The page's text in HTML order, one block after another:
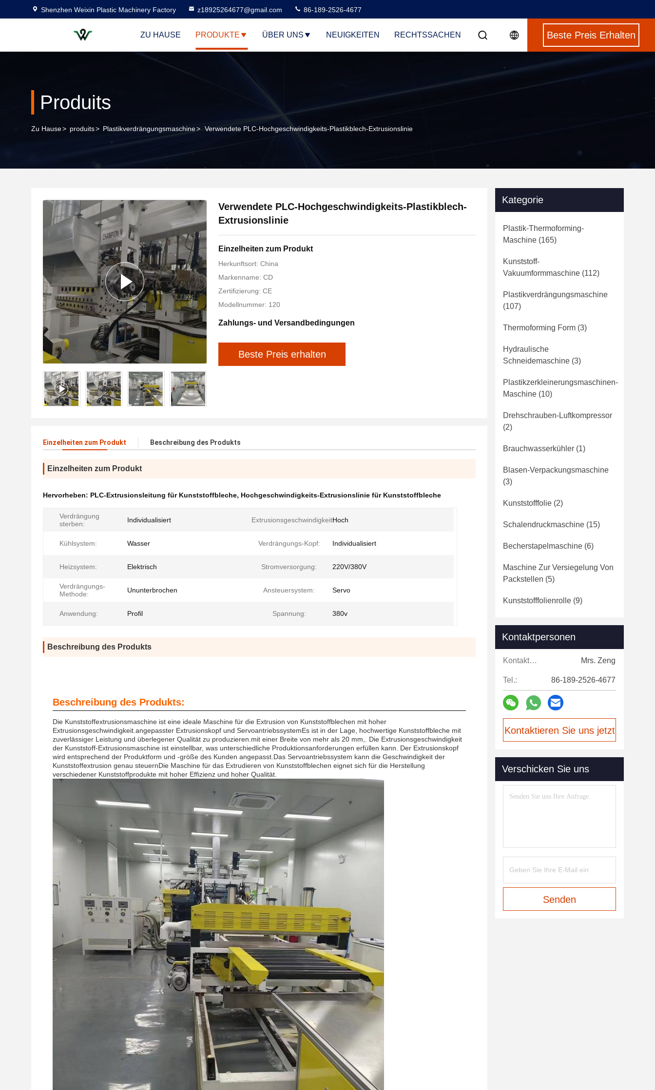
Shenzhen Weixin Plastic Machinery Factory z18925264677@gmail.com 86-189-2526-4677
ZU HAUSE PRODUKTE ÜBER UNS NEUIGKEITEN RECHTSSACHEN Beste Preis Erhalten
Produits
Zu Hause> produits> Plastikverdrängungsmaschine> Verwendete PLC-Hochgeschwindigkeits-Plastikblech-Extrusionslinie
Verwendete PLC-Hochgeschwindigkeits-Plastikblech-
Extrusionslinie
Einzelheiten zum Produkt
Herkunftsort: China
Markenname: CD
Zertifizierung: CE
Modellnummer: 120
Zahlungs- und Versandbedingungen
Beste Preis erhalten
Einzelheiten zum Produkt Beschreibung des Produkts
Einzelheiten zum Produkt
Hervorheben: PLC-Extrusionsleitung für Kunststoffbleche, Hochgeschwindigkeits-Extrusionslinie für Kunststoffbleche
Verdrängung
sterben:
Individualisiert Extrusionsgeschwindigkeit:Hoch
Kühlsystem: Wasser Verdrängungs-Kopf: Individualisiert
Heizsystem: Elektrisch Stromversorgung: 220V/380V
Verdrängungs-
Methode:
Ununterbrochen Ansteuersystem: Servo
Anwendung: Profil Spannung: 380v
Beschreibung des Produkts
Beschreibung des Produkts:
Die Kunststoffextrusionsmaschine ist eine ideale Maschine für die Extrusion von Kunststoffblechen mit hoher
Extrusionsgeschwindigkeit.angepasster Extrusionskopf und ServoantriebssystemEs ist in der Lage, hochwertige Kunststoffbleche mit
zuverlässiger Leistung und überlegener Qualität zu produzieren.mit einer Breite von mehr als 20 mm,. Die Extrusionsgeschwindigkeit
der Kunststoff-Extrusionsmaschine ist einstellbar, was unterschiedliche Produktionsanforderungen erfüllen kann. Der Extrusionskopf
wird entsprechend der Produktform und -größe des Kunden angepasst.Das Servoantriebssystem kann die Geschwindigkeit der
Kunststoffextrusion genau steuernDie Maschine für das Extrudieren von Kunststoffblechen eignet sich für die Herstellung
verschiedener Kunststoffprodukte mit hoher Effizienz und hoher Qualität.
Kategorie
Plastik-Thermoforming-
Maschine (165)
Kunststoff-
Vakuumformmaschine (112)
Plastikverdrängungsmaschine
(107)
Thermoforming Form (3)
Hydraulische
Schneidemaschine (3)
Plastikzerkleinerungsmaschinen-
Maschine (10)
Drehschrauben-Luftkompressor
(2)
Brauchwasserkühler (1)
Blasen-Verpackungsmaschine
(3)
Kunststofffolie (2)
Schalendruckmaschine (15)
Becherstapelmaschine (6)
Maschine Zur Versiegelung Von
Packstellen (5)
Kunststofffolienrolle (9)
Kontaktpersonen
Kontaktpersonen: Mrs. Zeng
Tel.: 86-189-2526-4677
Kontaktieren Sie uns jetzt
Verschicken Sie uns
Senden